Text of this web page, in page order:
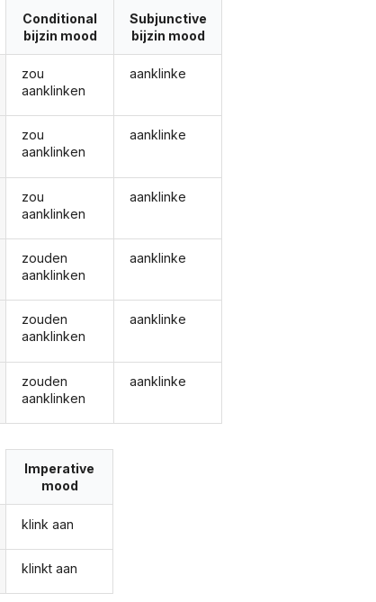
Conditional
bijzin mood
zou
aanklinken
zou
aanklinken
zou
aanklinken
zouden
aanklinken
zouden
aanklinken
zouden
aanklinken
Subjunctive
bijzin mood
aanklinke
aanklinke
aanklinke
aanklinke
aanklinke
aanklinke
Imperative
mood
klink aan
klinkt aan